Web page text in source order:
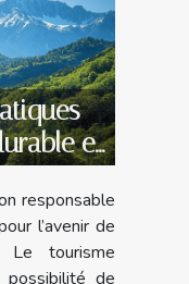
en
responsable
l’avenir de
Le tourisme
de